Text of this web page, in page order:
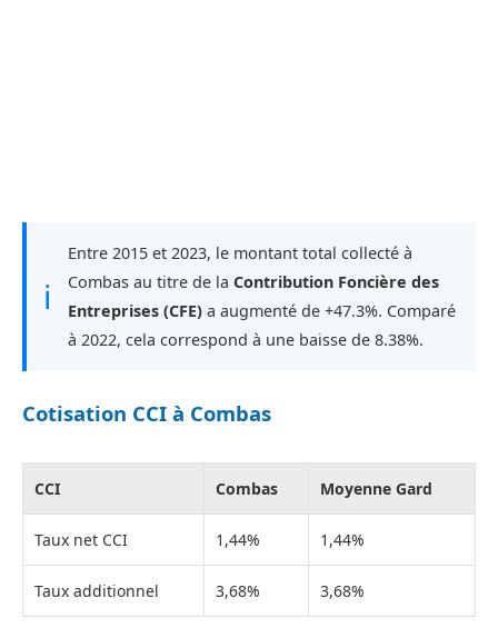
ℹ
Entre 2015 et 2023, le montant total collecté à
Combas au titre de la Contribution Foncière des
Entreprises (CFE) a augmenté de +47.3%. Comparé
à 2022, cela correspond à une baisse de 8.38%.
Cotisation CCI à Combas
CCI Combas Moyenne Gard
Taux net CCI 1,44% 1,44%
Taux additionnel 3,68% 3,68%